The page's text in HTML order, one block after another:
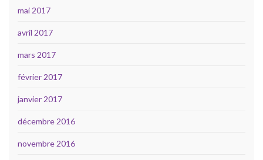
mai 2017
avril 2017
mars 2017
février 2017
janvier 2017
décembre 2016
novembre 2016